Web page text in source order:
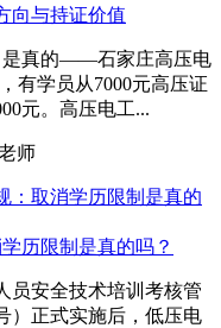
向与持证价值
是真的——石家庄高压电
有学员从7000元高压证
元。高压电工...
师
历限制是真的吗？
员安全技术培训考核管
）正式实施后，低压电